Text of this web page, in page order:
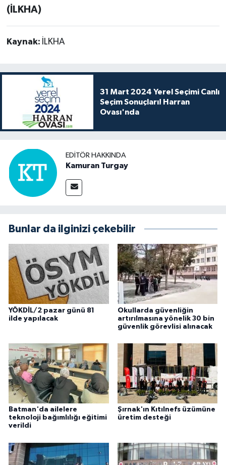
(İLKHA)
Kaynak: İLKHA
31 Mart 2024 Yerel Seçimi Canlı
Seçim Sonuçları! Harran
Ovası'nda
EDITÖR HAKKINDA
Kamuran Turgay
Bunlar da ilginizi çekebilir
YÖKDİL/2 pazar günü 81
ilde yapılacak
Okullarda güvenliğin
artırılmasına yönelik 30 bin
güvenlik görevlisi alınacak
Batman'da ailelere
teknoloji bağımlılığı eğitimi
verildi
Şırnak'ın Kıtılnefs üzümüne
üretim desteği